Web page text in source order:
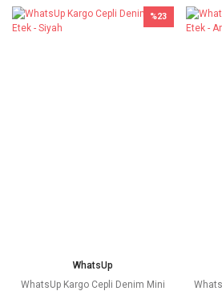
%23
WhatsUp
WhatsUp Kargo Cepli Denim Mini